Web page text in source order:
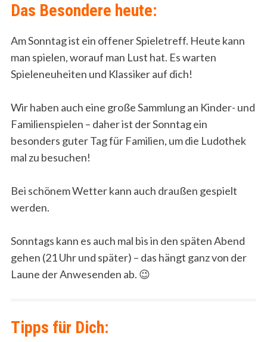
Das Besondere heute:
Am Sonntag ist ein offener Spieletreff. Heute kann
man spielen, worauf man Lust hat. Es warten
Spieleneuheiten und Klassiker auf dich!
Wir haben auch eine große Sammlung an Kinder- und
Familienspielen – daher ist der Sonntag ein
besonders guter Tag für Familien, um die Ludothek
mal zu besuchen!
Bei schönem Wetter kann auch draußen gespielt
werden.
Sonntags kann es auch mal bis in den späten Abend
gehen (21 Uhr und später) – das hängt ganz von der
Laune der Anwesenden ab. 😉
Tipps für Dich: